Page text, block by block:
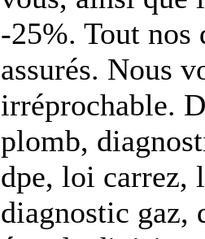
-25%. Tout nos
assurés. Nous
irréprochable.
plomb,
dpe, loi carrez,
diagnostic gaz,